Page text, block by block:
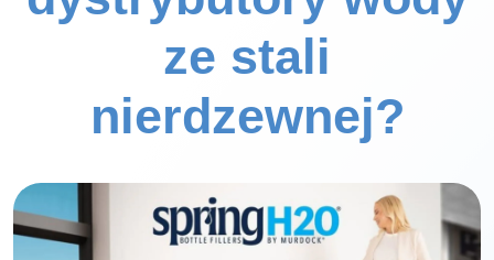
ze stali
nierdzewnej?